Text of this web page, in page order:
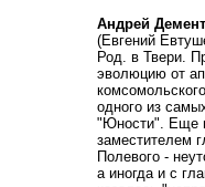
Андрей
(Евгений
Род. в Твери.
эволюцию от
одного из
"Юности". Еще
заместителем
Полевого -
а иногда и с